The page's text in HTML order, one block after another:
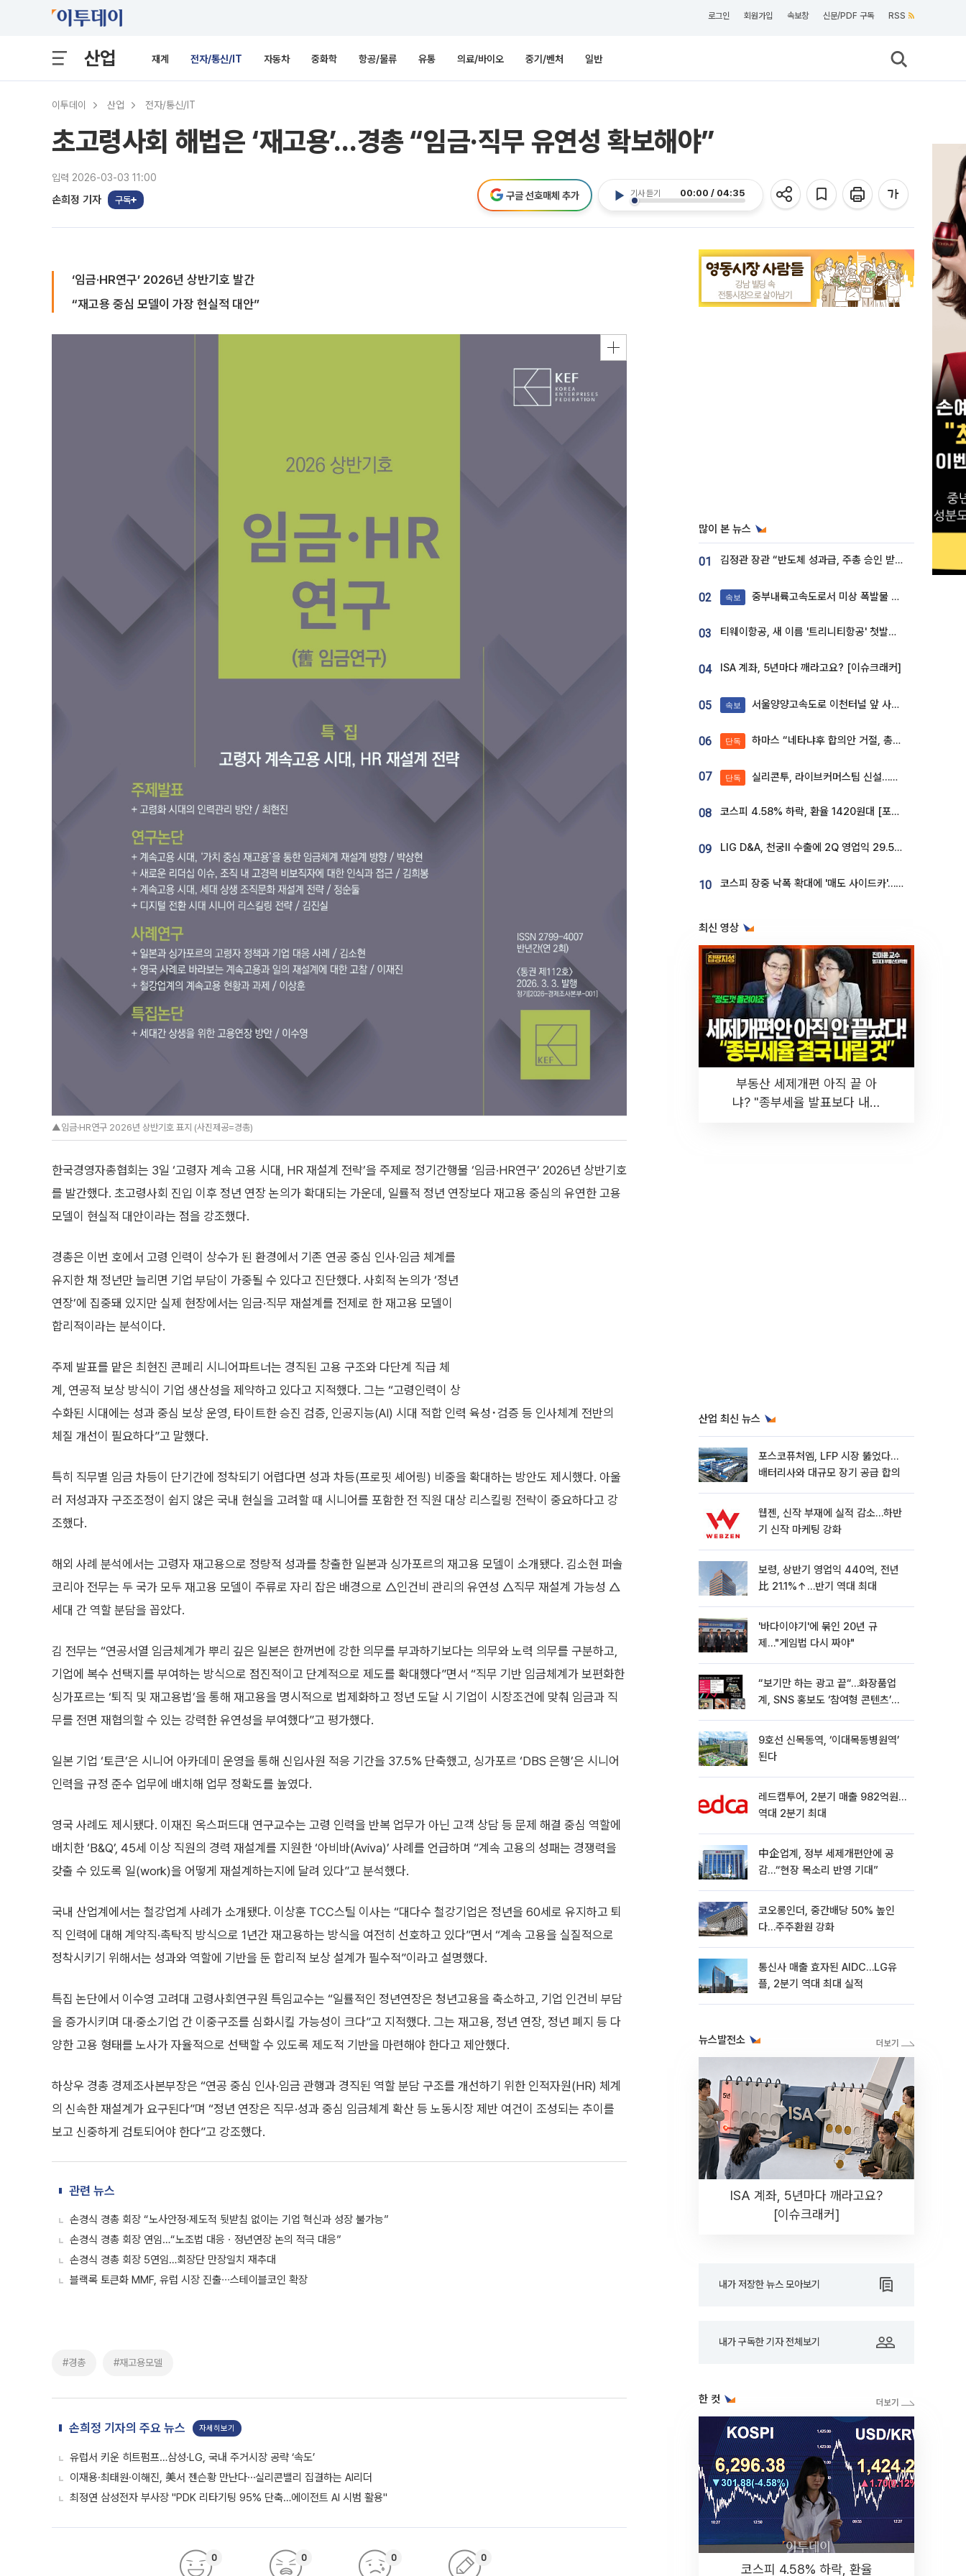
로그인 회원가입 속보창 신문/PDF 구독 RSS
산업 재계 전자/통신/IT 자동차 중화학 항공/물류 유통 의료/바이오 중기/벤처 일반
이투데이 산업 전자/통신/IT
초고령사회 해법은 ‘재고용’…경총 “임금·직무 유연성 확보해야”
입력 2026-03-03 11:00
손희정 기자 구독
기사 듣기 00:00 / 04:35
구글 선호매체 추가
‘임금·HR연구’ 2026년 상반기호 발간
“재고용 중심 모델이 가장 현실적 대안”
▲임금·HR연구 2026년 상반기호 표지 (사진제공=경총)
한국경영자총협회는 3일 ‘고령자 계속 고용 시대, HR 재설계 전략’을 주제로 정기간행물 ‘임금·HR연구’ 2026년 상반기호
를 발간했다. 초고령사회 진입 이후 정년 연장 논의가 확대되는 가운데, 일률적 정년 연장보다 재고용 중심의 유연한 고용
모델이 현실적 대안이라는 점을 강조했다.
경총은 이번 호에서 고령 인력이 상수가 된 환경에서 기존 연공 중심 인사·임금 체계를
유지한 채 정년만 늘리면 기업 부담이 가중될 수 있다고 진단했다. 사회적 논의가 ‘정년
연장’에 집중돼 있지만 실제 현장에서는 임금·직무 재설계를 전제로 한 재고용 모델이
합리적이라는 분석이다.
주제 발표를 맡은 최현진 콘페리 시니어파트너는 경직된 고용 구조와 다단계 직급 체
계, 연공적 보상 방식이 기업 생산성을 제약하고 있다고 지적했다. 그는 “고령인력이 상
수화된 시대에는 성과 중심 보상 운영, 타이트한 승진 검증, 인공지능(AI) 시대 적합 인력 육성･검증 등 인사체계 전반의
체질 개선이 필요하다”고 말했다.
특히 직무별 임금 차등이 단기간에 정착되기 어렵다면 성과 차등(프로핏 셰어링) 비중을 확대하는 방안도 제시했다. 아울
러 저성과자 구조조정이 쉽지 않은 국내 현실을 고려할 때 시니어를 포함한 전 직원 대상 리스킬링 전략이 중요하다고 강
조했다.
해외 사례 분석에서는 고령자 재고용으로 정량적 성과를 창출한 일본과 싱가포르의 재고용 모델이 소개됐다. 김소현 퍼솔
코리아 전무는 두 국가 모두 재고용 모델이 주류로 자리 잡은 배경으로 △인건비 관리의 유연성 △직무 재설계 가능성 △
세대 간 역할 분담을 꼽았다.
김 전무는 “연공서열 임금체계가 뿌리 깊은 일본은 한꺼번에 강한 의무를 부과하기보다는 의무와 노력 의무를 구분하고,
기업에 복수 선택지를 부여하는 방식으로 점진적이고 단계적으로 제도를 확대했다”면서 “직무 기반 임금체계가 보편화한
싱가포르는 ‘퇴직 및 재고용법’을 통해 재고용을 명시적으로 법제화하고 정년 도달 시 기업이 시장조건에 맞춰 임금과 직
무를 전면 재협의할 수 있는 강력한 유연성을 부여했다”고 평가했다.
일본 기업 ‘토큰’은 시니어 아카데미 운영을 통해 신입사원 적응 기간을 37.5% 단축했고, 싱가포르 ‘DBS 은행’은 시니어
인력을 규정 준수 업무에 배치해 업무 정확도를 높였다.
영국 사례도 제시됐다. 이재진 옥스퍼드대 연구교수는 고령 인력을 반복 업무가 아닌 고객 상담 등 문제 해결 중심 역할에
배치한 ‘B&Q’, 45세 이상 직원의 경력 재설계를 지원한 ‘아비바(Aviva)’ 사례를 언급하며 “계속 고용의 성패는 경쟁력을
갖출 수 있도록 일(work)을 어떻게 재설계하는지에 달려 있다”고 분석했다.
국내 산업계에서는 철강업계 사례가 소개됐다. 이상훈 TCC스틸 이사는 “대다수 철강기업은 정년을 60세로 유지하고 퇴
직 인력에 대해 계약직·촉탁직 방식으로 1년간 재고용하는 방식을 여전히 선호하고 있다”면서 “계속 고용을 실질적으로
정착시키기 위해서는 성과와 역할에 기반을 둔 합리적 보상 설계가 필수적”이라고 설명했다.
특집 논단에서 이수영 고려대 고령사회연구원 특임교수는 “일률적인 정년연장은 청년고용을 축소하고, 기업 인건비 부담
을 증가시키며 대·중소기업 간 이중구조를 심화시킬 가능성이 크다”고 지적했다. 그는 재고용, 정년 연장, 정년 폐지 등 다
양한 고용 형태를 노사가 자율적으로 선택할 수 있도록 제도적 기반을 마련해야 한다고 제안했다.
하상우 경총 경제조사본부장은 “연공 중심 인사·임금 관행과 경직된 역할 분담 구조를 개선하기 위한 인적자원(HR) 체계
의 신속한 재설계가 요구된다”며 “정년 연장은 직무·성과 중심 임금체계 확산 등 노동시장 제반 여건이 조성되는 추이를
보고 신중하게 검토되어야 한다”고 강조했다.
관련 뉴스
손경식 경총 회장 “노사안정·제도적 뒷받침 없이는 기업 혁신과 성장 불가능”
손경식 경총 회장 연임…“노조법 대응ㆍ정년연장 논의 적극 대응”
손경식 경총 회장 5연임…회장단 만장일치 재추대
블랙록 토큰화 MMF, 유럽 시장 진출∙∙∙스테이블코인 확장
#경총 #재고용모델
손희정 기자의 주요 뉴스 자세히보기
유럽서 키운 히트펌프…삼성·LG, 국내 주거시장 공략 ‘속도’
이재용·최태원·이해진, 美서 젠슨황 만난다⋯실리콘밸리 집결하는 AI리더
최정연 삼성전자 부사장 "PDK 리타기팅 95% 단축…에이전트 AI 시범 활용"
0 0 0 0
많이 본 뉴스
01 김정관 장관 “반도체 성과급, 주총 승인 받도록”…상법·자본시장법 개정 시사
02 속보 중부내륙고속도로서 미상 폭발물 발견
03 티웨이항공, 새 이름 '트리니티항공' 첫발…SSC 전략 본격화
04 ISA 계좌, 5년마다 깨라고요? [이슈크래커]
05 속보 서울양양고속도로 이천터널 앞 사고 발생
06 단독 하마스 “네타냐후 합의안 거절, 총선 앞두고 시간 끌기”
07 단독 실리콘투, 라이브커머스팀 신설…K뷰티 ‘글로벌 판매망’ 확대[K뷰티 라방戰]
08 코스피 4.58% 하락, 환율 1420원대 [포토]
09 LIG D&A, 천궁Ⅱ 수출에 2Q 영업익 29.5%↑…수주잔고 24.6조 [종합]
10 코스피 장중 낙폭 확대에 '매도 사이드카'…외인 2.8조'팔자'· 개인 3.1조 '사자'
최신 영상
부동산 세제개편 아직 끝 아
냐? "종부세율 발표보다 내릴
산업 최신 뉴스
포스코퓨처엠, LFP 시장 뚫었다…
배터리사와 대규모 장기 공급 합의
웹젠, 신작 부재에 실적 감소…하반
기 신작 마케팅 강화
보령, 상반기 영업익 440억, 전년
比 21.1%↑…반기 역대 최대
'바다이야기'에 묶인 20년 규
제…"게임법 다시 짜야"
“보기만 하는 광고 끝“…화장품업
계, SNS 홍보도 ‘참여형 콘텐츠’로
9호선 신목동역, ‘이대목동병원역’
된다
레드캡투어, 2분기 매출 982억원…
역대 2분기 최대
中企업계, 정부 세제개편안에 공
감…“현장 목소리 반영 기대”
코오롱인더, 중간배당 50% 높인
다…주주환원 강화
통신사 매출 효자된 AIDC…LG유
플, 2분기 역대 최대 실적
뉴스발전소
ISA 계좌, 5년마다 깨라고요?
[이슈크래커]
내가 저장한 뉴스 모아보기
내가 구독한 기자 전체보기
한 컷
코스피 4.58% 하락, 환율